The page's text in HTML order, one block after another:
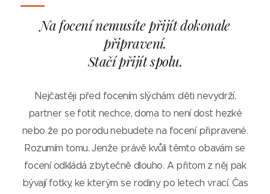
Na focení nemusíte přijít dokonale
připravení.
Stačí přijít spolu.
Nejčastěji před focením slýchám: děti nevydrží,
partner se fotit nechce, doma to není dost hezké
nebo že po porodu nebudete na focení připravené.
Rozumím tomu. Jenže právě kvůli těmto obavám se
focení odkládá zbytečně dlouho. A přitom z něj pak
bývají fotky, ke kterým se rodiny po letech vrací. Čas